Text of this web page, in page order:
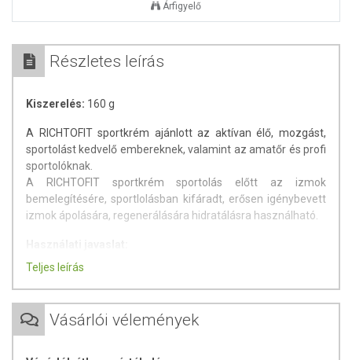
Árfigyelő
Részletes leírás
Kiszerelés: 160 g
A RICHTOFIT sportkrém ajánlott az aktívan élő, mozgást,
sportolást kedvelő embereknek, valamint az amatőr és profi
sportolóknak.
A RICHTOFIT sportkrém sportolás előtt az izmok
bemelegítésére, sportlolásban kifáradt, erősen igénybevett
izmok ápolására, regenerálására hidratálásra használható.
Sportolás előtt vagy után alaposan masszírozzuk be a
kívánt testrészre a krémet, hogy a gyógynövényi összetevők
kifejthessék jótékony hatásukat, így segítve az izmok
bemelegítését, illetve regenerálását. Zuhanyzás után a
bőrbe masszírozva a krém hidratáló komponensei elősegítik
Teljes leírás
Vásárlói vélemények